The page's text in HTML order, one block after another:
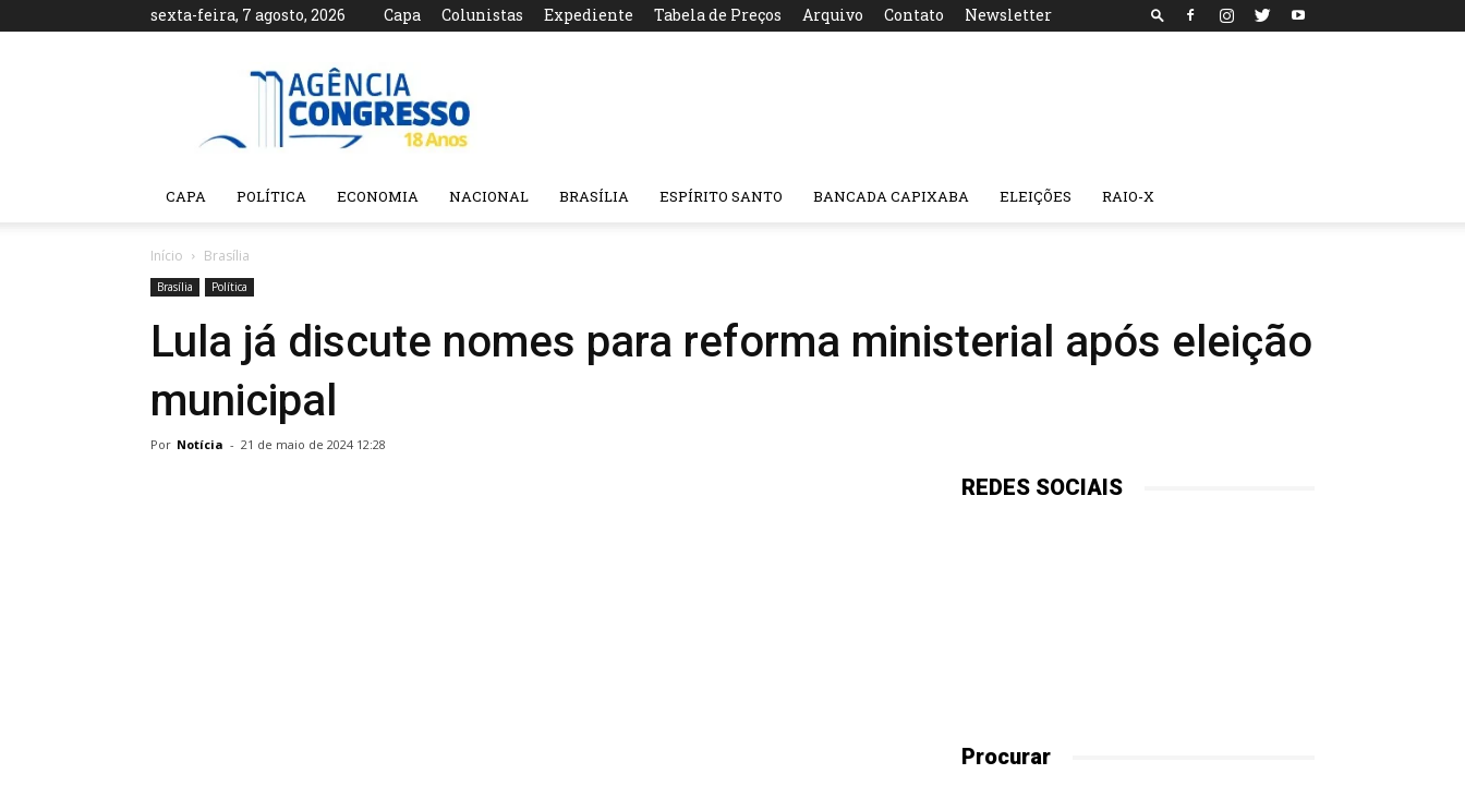
sexta-feira, 7 agosto, 2026 Capa Colunistas Expediente Tabela de Preços Arquivo Contato Newsletter
Agência
CAPA POLÍTICA ECONOMIA NACIONAL BRASÍLIA ESPÍRITO SANTO BANCADA CAPIXABA ELEIÇÕES RAIO-X
Início Brasília
Brasília Política
Lula já discute nomes para reforma ministerial após eleição
municipal
Por Notícia - 21 de maio de 2024 12:28
REDES SOCIAIS
Procurar